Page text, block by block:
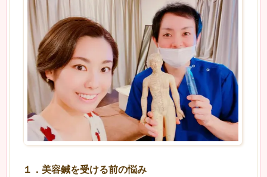
１ ． 美容鍼を受ける前の悩み